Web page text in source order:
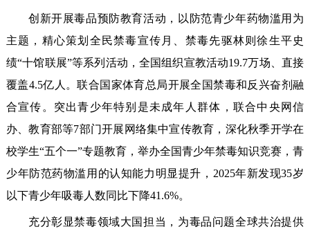
创新开展毒品预防教育活动，以防范青少年药物滥用为
主题，精心策划全民禁毒宣传月、禁毒先驱林则徐生平史
绩“十馆联展”等系列活动，全国组织宣教活动19.7万场、直接
覆盖4.5亿人。联合国家体育总局开展全国禁毒和反兴奋剂融
合宣传。突出青少年特别是未成年人群体，联合中央网信
办、教育部等7部门开展网络集中宣传教育，深化秋季开学在
校学生“五个一”专题教育，举办全国青少年禁毒知识竞赛，青
少年防范药物滥用的认知能力明显提升，2025年新发现35岁
以下青少年吸毒人数同比下降41.6%。
充分彰显禁毒领域大国担当，为毒品问题全球共治提供